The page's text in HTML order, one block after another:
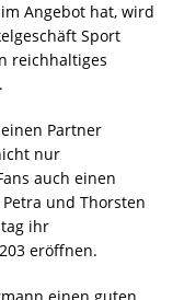
Angebot hat, wird
Sport
reichhaltiges
Partner
nur
auch einen
Petra und Thorsten
ihr
eröffnen.